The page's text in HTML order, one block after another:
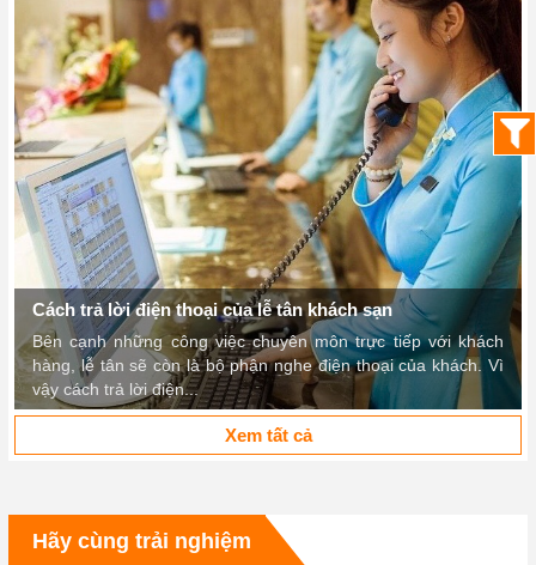
Cách trả lời điện thoại của lễ tân khách sạn
Bên cạnh những công việc chuyên môn trực tiếp với khách
hàng, lễ tân sẽ còn là bộ phận nghe điện thoại của khách. Vì
vậy cách trả lời điện...
Xem tất cả
Hãy cùng trải nghiệm